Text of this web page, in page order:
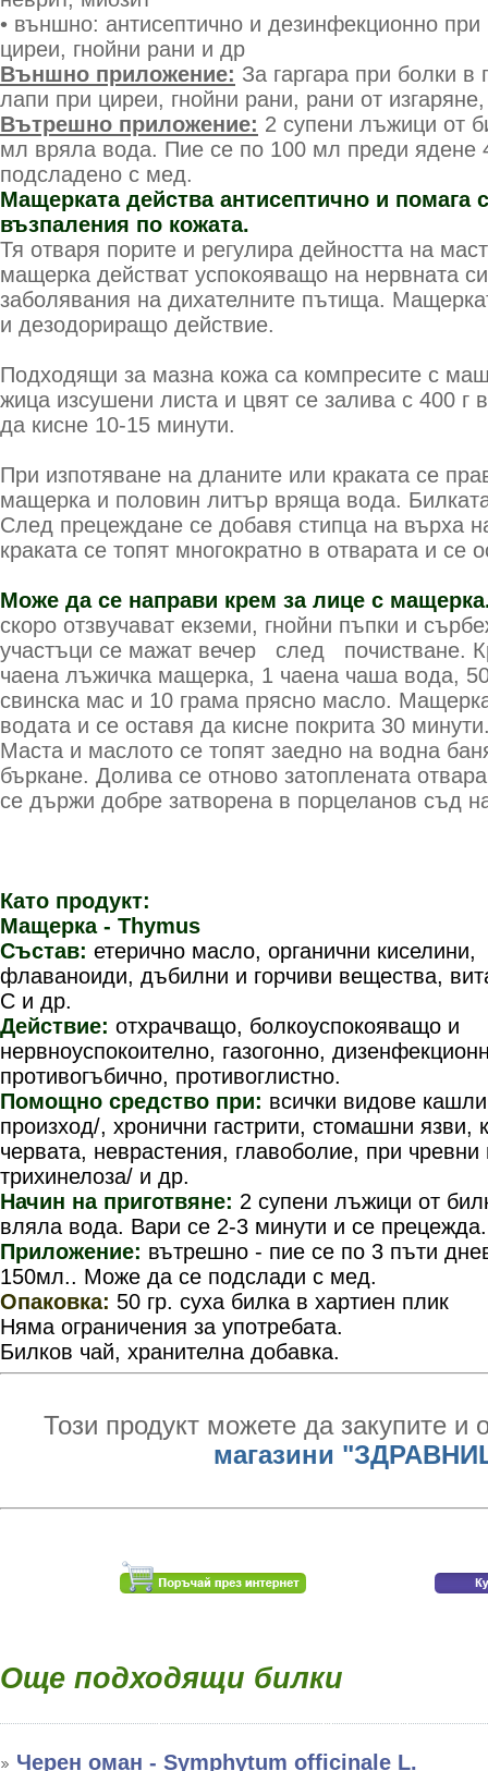
• външно: антисептично и дезинфекционно при
циреи, гнойни рани и др
Външно приложение: За гаргара при болки в
лапи при циреи, гнойни рани, рани от
Вътрешно приложение: 2 супени лъжици от
мл вряла вода. Пие се по 100 мл преди ядене
подсладено с мед.
Мащерката действа антисептично и помага
възпаления по кожата.
Тя отваря порите и регулира дей­ността на
мащерка действат успо­кояващо на нервната
заболявания на диха­телните пъти­ща.
и дезодориращо действие.
Подходящи за мазна кожа са компресите с
жица изсушени листа и цвят се залива с 400 г
да кисне 10-15 минути.
При изпотяване на дланите или краката се
мащерка и половин ли­тър вряща вода.
След прецеждане се добавя стипца на вър­ха
краката се топят многократно в от­варата и се
Може да се направи крем за лице с
скоро отзвучават екземи, гнойни пъпки и
участъци се мажат ве­чер след по­чистване.
чае­на лъжичка ма­щерка, 1 чаена чаша вода,
свинска мас и 10 грама прясно масло.
водата и се ос­тавя да кисне покрита 30
Маста и маслото се топят заедно на водна
бъркане. Долива се отново затоплената
се държи добре затворена в пор­целанов съд
Като продукт:
Мащерка - Thymus
Състав: етерично масло, органични киселини,
флаваноиди, дъбилни и горчиви вещества,
С и др.
Действие: отхрачващо, болкоуспокояващо и
нервноуспокоително, газогонно,
противогъбично, противоглистно.
Помощно средство при: всички видове
произход/, хронични гастрити, стомашни язви,
червата, неврастения, главоболие, при чревни
трихинелоза/ и др.
Начин на приготвяне: 2 супени лъжици от
вляла вода. Вари се 2-3 минути и се прецежда.
Приложение: вътрешно - пие се по 3 пъти
150мл.. Може да се подслади с мед.
Опаковка: 50 гр. суха билка в хартиен плик
Няма ограничения за употребата.
Билков чай, хранителна добавка.
Този продукт можете да закупите и
магазини
Още подходящи билки
Черен оман - Symphytum officinale L.